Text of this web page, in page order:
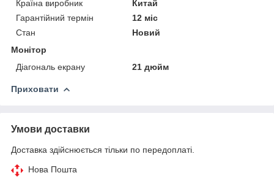
Країна виробник
Китай
Гарантійний термін
12 міс
Стан
Новий
Монітор
Діагональ екрану
21 дюйм
Приховати
Умови доставки
Доставка здійснюється тільки по передоплаті.
Нова Пошта